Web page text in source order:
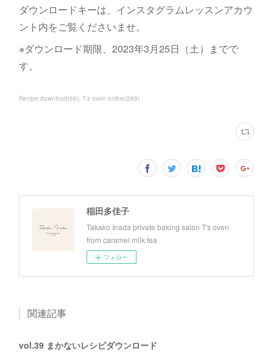
ダウンロードキーは、インスタグラムレッスンアカウ
ント内をご覧くださいませ。
※ダウンロード期限、2023年3月25日（土）までで
す。
Recipe download(68) T's oven online(269)
稲田多佳子
Takako Inada private baking salon T's oven
from caramel milk tea
フォロー
関連記事
vol.39 まかないレシピダウンロード